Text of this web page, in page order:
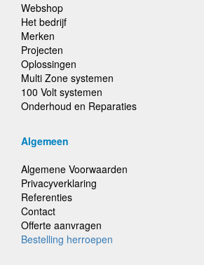
Webshop
Het bedrijf
Merken
Projecten
Oplossingen
Multi Zone systemen
100 Volt systemen
Onderhoud en Reparaties
Algemeen
Algemene Voorwaarden
Privacyverklaring
Referenties
Contact
Offerte aanvragen
Bestelling herroepen